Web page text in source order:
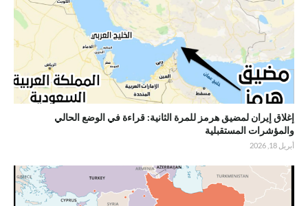
إغلاق إيران لمضيق هرمز للمرة الثانية: قراءة في الوضع الحالي
والمؤشرات المستقبلية
أبريل 18, 2026